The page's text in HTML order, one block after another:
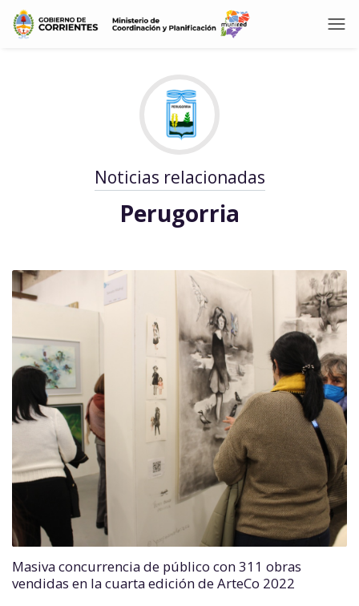
Noticias relacionadas
Perugorria
Masiva concurrencia de público con 311 obras
vendidas en la cuarta edición de ArteCo 2022